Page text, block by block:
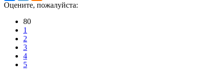
Оцените, пожалуйста:
80
1
2
3
4
5